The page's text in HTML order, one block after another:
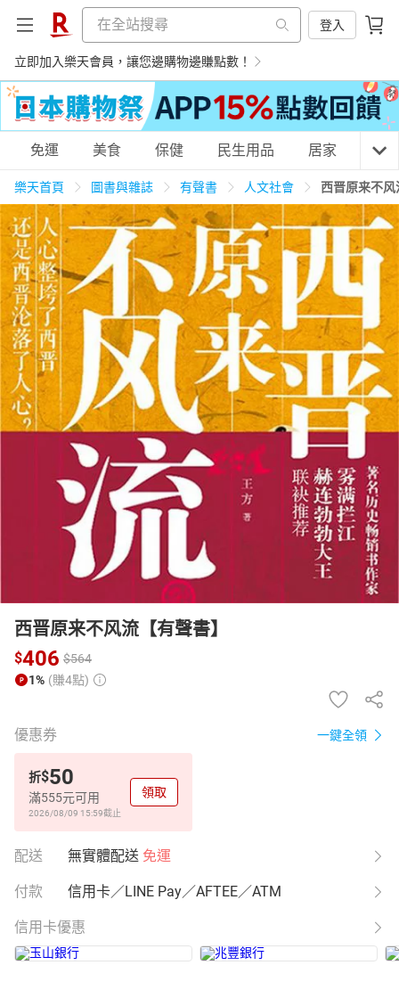
登入
立即加入樂天會員，讓您邊購物邊賺點數！
購物網分類
天天免運 美食蛋糕 養生保健 民生用品
居家生活 3C家電 運動休閒 親子玩具
女裝 男裝 化妝保養 情趣用品
日本購物 電子/紙本書
HOT
免運 美食 保健 民生用品 居家 3C
樂天首頁 圖書與雜誌 有聲書 人文社會 西晋原来不
西晋原来不风流【有聲書】
$406 $564
1% (賺4點)
優惠券 一鍵全領
折$50
滿555元可用
2026/08/09 15:59截止
領取
配送 無實體配送 免運
付款 信用卡／LINE Pay／AFTEE／ATM
信用卡優惠